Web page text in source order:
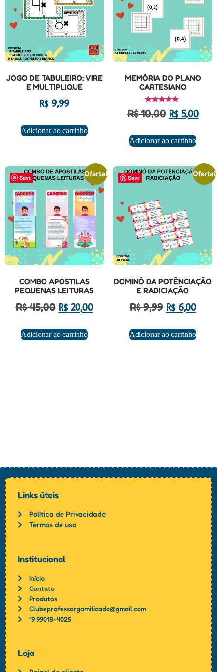
JOGO DE TABULEIRO: VIRE
E MULTIPLIQUE
R$9,99
Adicionar ao carrinho
MEMÓRIA DO PLANO
CARTESIANO
Avaliação
5.00
de 5
R$10,00 R$5,00
Adicionar ao carrinho
Save
Oferta!
COMBO APOSTILAS
PEQUENAS LEITURAS
R$45,00 R$20,00
Adicionar ao carrinho
Save
Oferta!
DOMINÓ DA POTÊNCIAÇÃO
E RADICIAÇÃO
R$9,99 R$6,00
Adicionar ao carrinho
Links úteis
Política de Privacidade
Termos de uso
Institucional
Início
Contato
Produtos
Clubeprofessorgamificado@gmail.com
19 99018-4025
Loja